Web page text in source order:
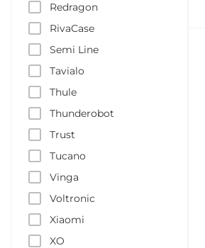
Redragon
RivaCase
Semi Line
Tavialo
Thule
Thunderobot
Trust
Tucano
Vinga
Voltronic
Xiaomi
XO